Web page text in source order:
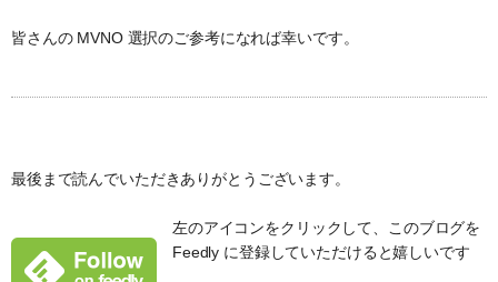
皆さんの MVNO 選択のご参考になれば幸いです。
最後まで読んでいただきありがとうございます。
左のアイコンをクリックして、このブログを
Feedly に登録していただけると嬉しいです